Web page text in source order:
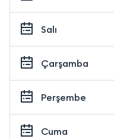
Salı
Çarşamba
Perşembe
Cuma